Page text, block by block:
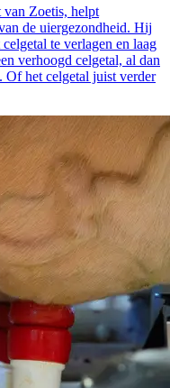
van Zoetis, helpt
de uiergezondheid. Hij
te verlagen en laag
verhoogd celgetal, al dan
Of het celgetal juist verder